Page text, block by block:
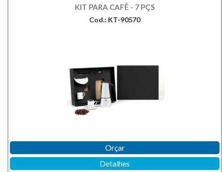
KIT PARA CAFÉ - 7 PÇS
Cod.: KT-90570
Orçar
Detalhes